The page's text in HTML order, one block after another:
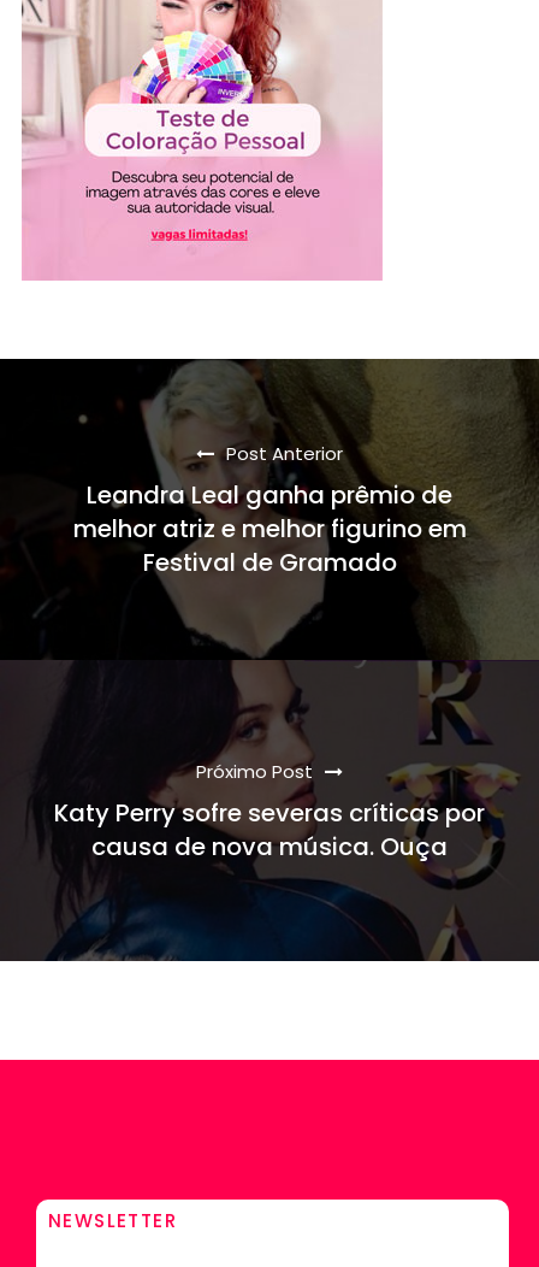
Post Anterior
Leandra Leal ganha prêmio de
melhor atriz e melhor figurino em
Festival de Gramado
Próximo Post
Katy Perry sofre severas críticas por
causa de nova música. Ouça
NEWSLETTER